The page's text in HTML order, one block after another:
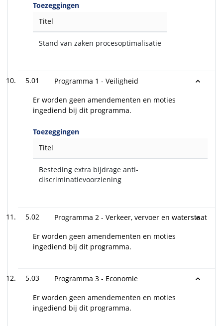
Toezeggingen
Titel
Stand van zaken procesoptimalisatie
5.01
Programma 1 - Veiligheid
Er worden geen amendementen en moties
ingediend bij dit programma.
Toezeggingen
Titel
Besteding extra bijdrage anti-
discriminatievoorziening
5.02
Programma 2 - Verkeer, vervoer en waterstaat
Er worden geen amendementen en moties
ingediend bij dit programma.
5.03
Programma 3 - Economie
Er worden geen amendementen en moties
ingediend bij dit programma.